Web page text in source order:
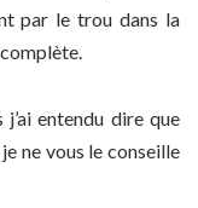
par le trou dans la
j’ai entendu dire que
ne vous le conseille